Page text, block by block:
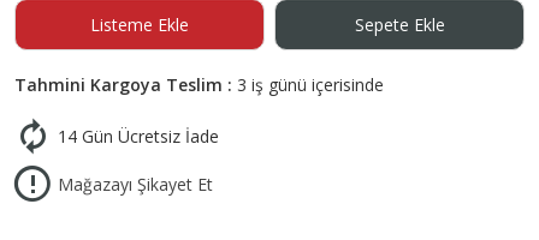
Listeme Ekle Sepete Ekle
Tahmini Kargoya Teslim : 3 iş günü içerisinde
14 Gün Ücretsiz İade
Mağazayı Şikayet Et